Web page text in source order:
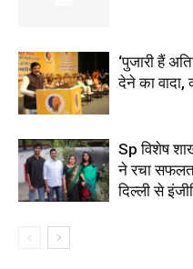
‘पुजारी हैं
देने का वादा,
Sp विशेष
ने रचा
दिल्ली से